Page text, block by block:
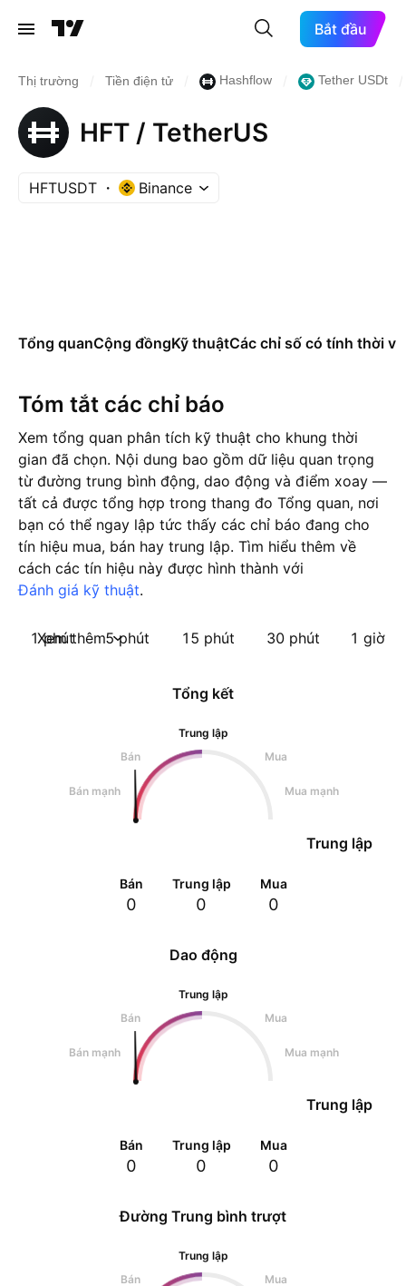
Bắt đầu
Thị trường Tiền điện tử Hashflow Tether USDt
HFT / TetherUS
HFTUSDT Binance
Tổng quanCộng đồngKỹ thuậtCác chỉ số có tính thời vụ
Tóm tắt các chỉ báo
Xem tổng quan phân tích kỹ thuật cho khung thời
gian đã chọn. Nội dung bao gồm dữ liệu quan trọng
từ đường trung bình động, dao động và điểm xoay —
tất cả được tổng hợp trong thang đo Tổng quan, nơi
bạn có thể ngay lập tức thấy các chỉ báo đang cho
tín hiệu mua, bán hay trung lập. Tìm hiểu thêm về
cách các tín hiệu này được hình thành với
Đánh giá kỹ thuật.
1 phút 5 phút 15 phút 30 phút 1 giờ
Xem thêm
Dao động
Trung lập
Bán
Mua
Bán mạnh Mua mạnh
Trung lập
Bán
0
Trung lập
0
Mua
0
Tổng kết
Trung lập
Bán
Mua
Bán mạnh Mua mạnh
Trung lập
Bán
0
Trung lập
0
Mua
0
Đường Trung bình trượt
Trung lập
Bán
Mua